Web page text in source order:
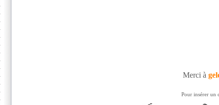
Merci à
Pour insérer un